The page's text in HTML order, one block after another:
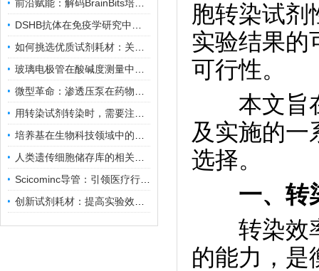
胞转染试剂
实验结果的
可行性。
本文旨
及实施的一
选择。
一、转
转染效率
的能力，是